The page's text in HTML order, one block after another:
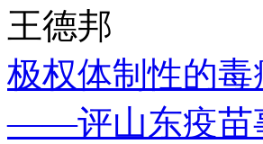
王德邦
极权体制性的毒
——评山东疫苗